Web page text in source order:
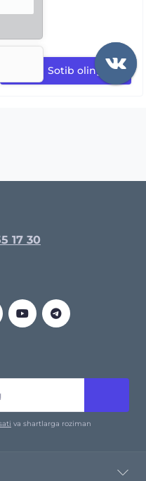
Sotib oling
17 30
va shartlarga roziman